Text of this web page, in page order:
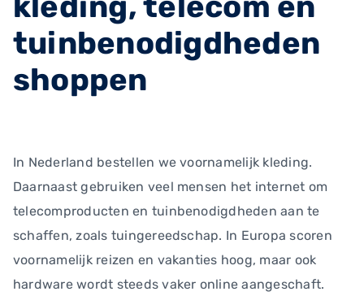
tuinbenodigdheden
shoppen
In Nederland bestellen we voornamelijk kleding.
Daarnaast gebruiken veel mensen het internet om
telecomproducten en tuinbenodigdheden aan te
schaffen, zoals tuingereedschap. In Europa scoren
voornamelijk reizen en vakanties hoog, maar ook
hardware wordt steeds vaker online aangeschaft.